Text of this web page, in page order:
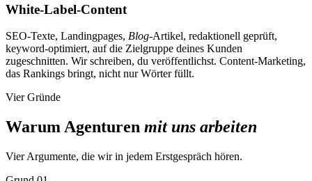
White-Label-Content
SEO-Texte, Landingpages, Blog-Artikel, redaktionell geprüft,
keyword-optimiert, auf die Zielgruppe deines Kunden
zugeschnitten. Wir schreiben, du veröffentlichst. Content-Marketing,
das Rankings bringt, nicht nur Wörter füllt.
Vier Gründe
Warum Agenturen mit uns arbeiten
Vier Argumente, die wir in jedem Erstgespräch hören.